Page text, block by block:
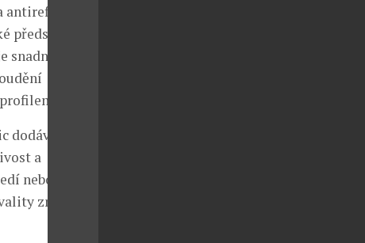
představuje
s
a
nebo v
značky